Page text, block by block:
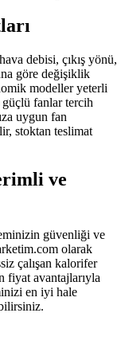
debisi, çıkış yönü,
göre değişiklik
modeller yeterli
fanlar tercih
uygun fan
stoktan teslimat
ve
güvenliği ve
olarak
çalışan kalorifer
fiyat avantajlarıyla
en iyi hale